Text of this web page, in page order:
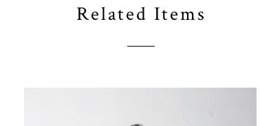
Related Items